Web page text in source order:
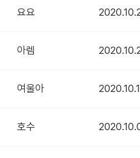
요요
아렘
여울아
호수